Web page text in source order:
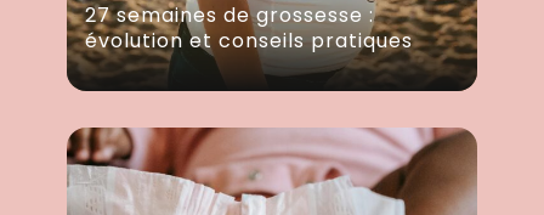
27 semaines de grossesse :
évolution et conseils pratiques